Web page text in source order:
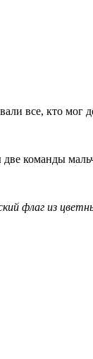
все, кто
команды
флаг из